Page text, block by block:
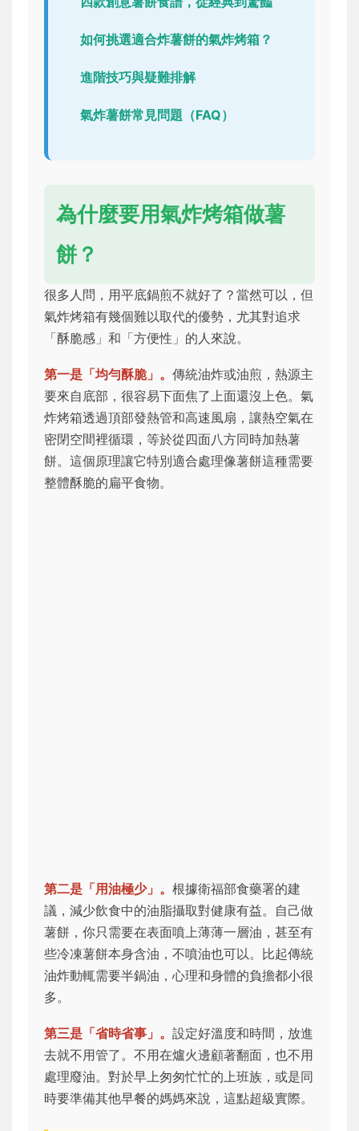
如何挑選適合炸薯餅的氣炸烤箱？
進階技巧與疑難排解
氣炸薯餅常見問題（FAQ）
為什麼要用氣炸烤箱做薯
餅？
很多人問，用平底鍋煎不就好了？當然可以，但
氣炸烤箱有幾個難以取代的優勢，尤其對追求
「酥脆感」和「方便性」的人來說。
第一是「均勻酥脆」。 傳統油炸或油煎，熱源主
要來自底部，很容易下面焦了上面還沒上色。氣
炸烤箱透過頂部發熱管和高速風扇，讓熱空氣在
密閉空間裡循環，等於從四面八方同時加熱薯
餅。這個原理讓它特別適合處理像薯餅這種需要
整體酥脆的扁平食物。
第二是「用油極少」。 根據衛福部食藥署的建
議，減少飲食中的油脂攝取對健康有益。自己做
薯餅，你只需要在表面噴上薄薄一層油，甚至有
些冷凍薯餅本身含油，不噴油也可以。比起傳統
油炸動輒需要半鍋油，心理和身體的負擔都小很
多。
第三是「省時省事」。 設定好溫度和時間，放進
去就不用管了。不用在爐火邊顧著翻面，也不用
處理廢油。對於早上匆匆忙忙的上班族，或是同
時要準備其他早餐的媽媽來說，這點超級實際。